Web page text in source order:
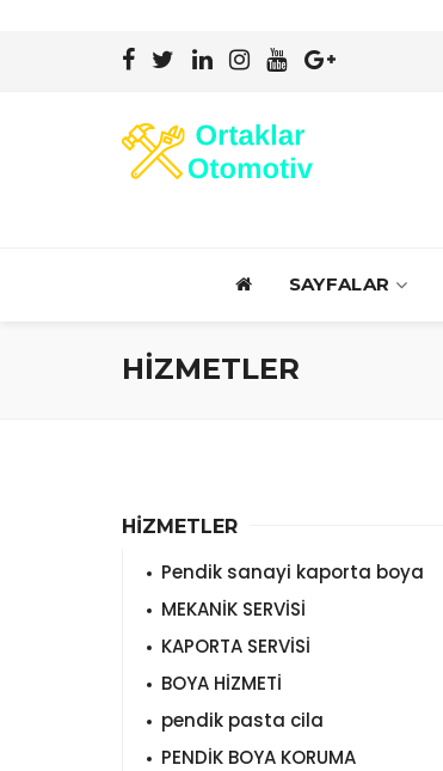
SAYFALAR
HİZMETLER
HİZMETLER
Pendik sanayi kaporta boya
MEKANİK SERVİSİ
KAPORTA SERVİSİ
BOYA HİZMETİ
pendik pasta cila
PENDİK BOYA KORUMA